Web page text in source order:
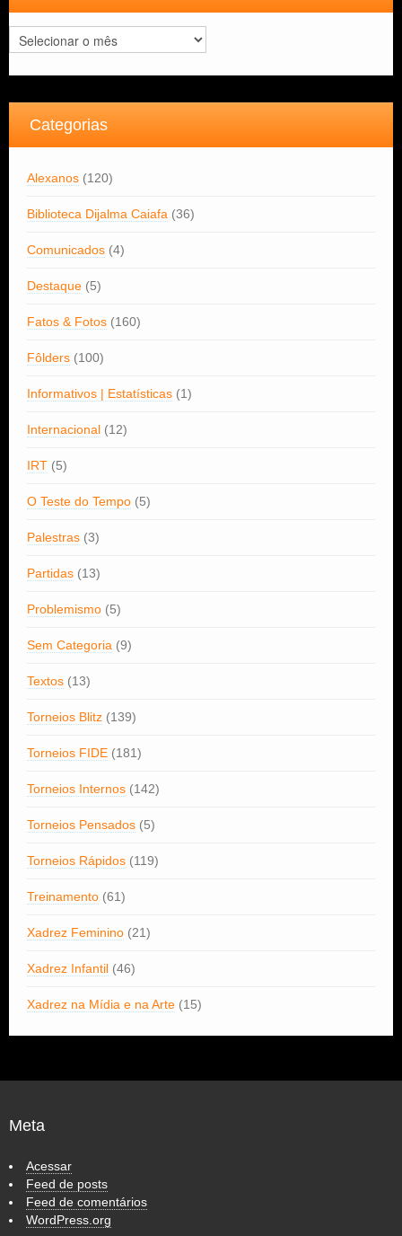
Arquivos
Categorias
Alexanos (120)
Biblioteca Dijalma Caiafa (36)
Comunicados (4)
Destaque (5)
Fatos & Fotos (160)
Fôlders (100)
Informativos | Estatísticas (1)
Internacional (12)
IRT (5)
O Teste do Tempo (5)
Palestras (3)
Partidas (13)
Problemismo (5)
Sem Categoria (9)
Textos (13)
Torneios Blitz (139)
Torneios FIDE (181)
Torneios Internos (142)
Torneios Pensados (5)
Torneios Rápidos (119)
Treinamento (61)
Xadrez Feminino (21)
Xadrez Infantil (46)
Xadrez na Mídia e na Arte (15)
Meta
Acessar
Feed de posts
Feed de comentários
WordPress.org